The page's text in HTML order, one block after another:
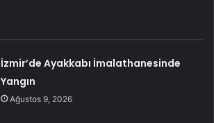
İzmir’de Ayakkabı İmalathanesinde
Yangın
Ağustos 9, 2026